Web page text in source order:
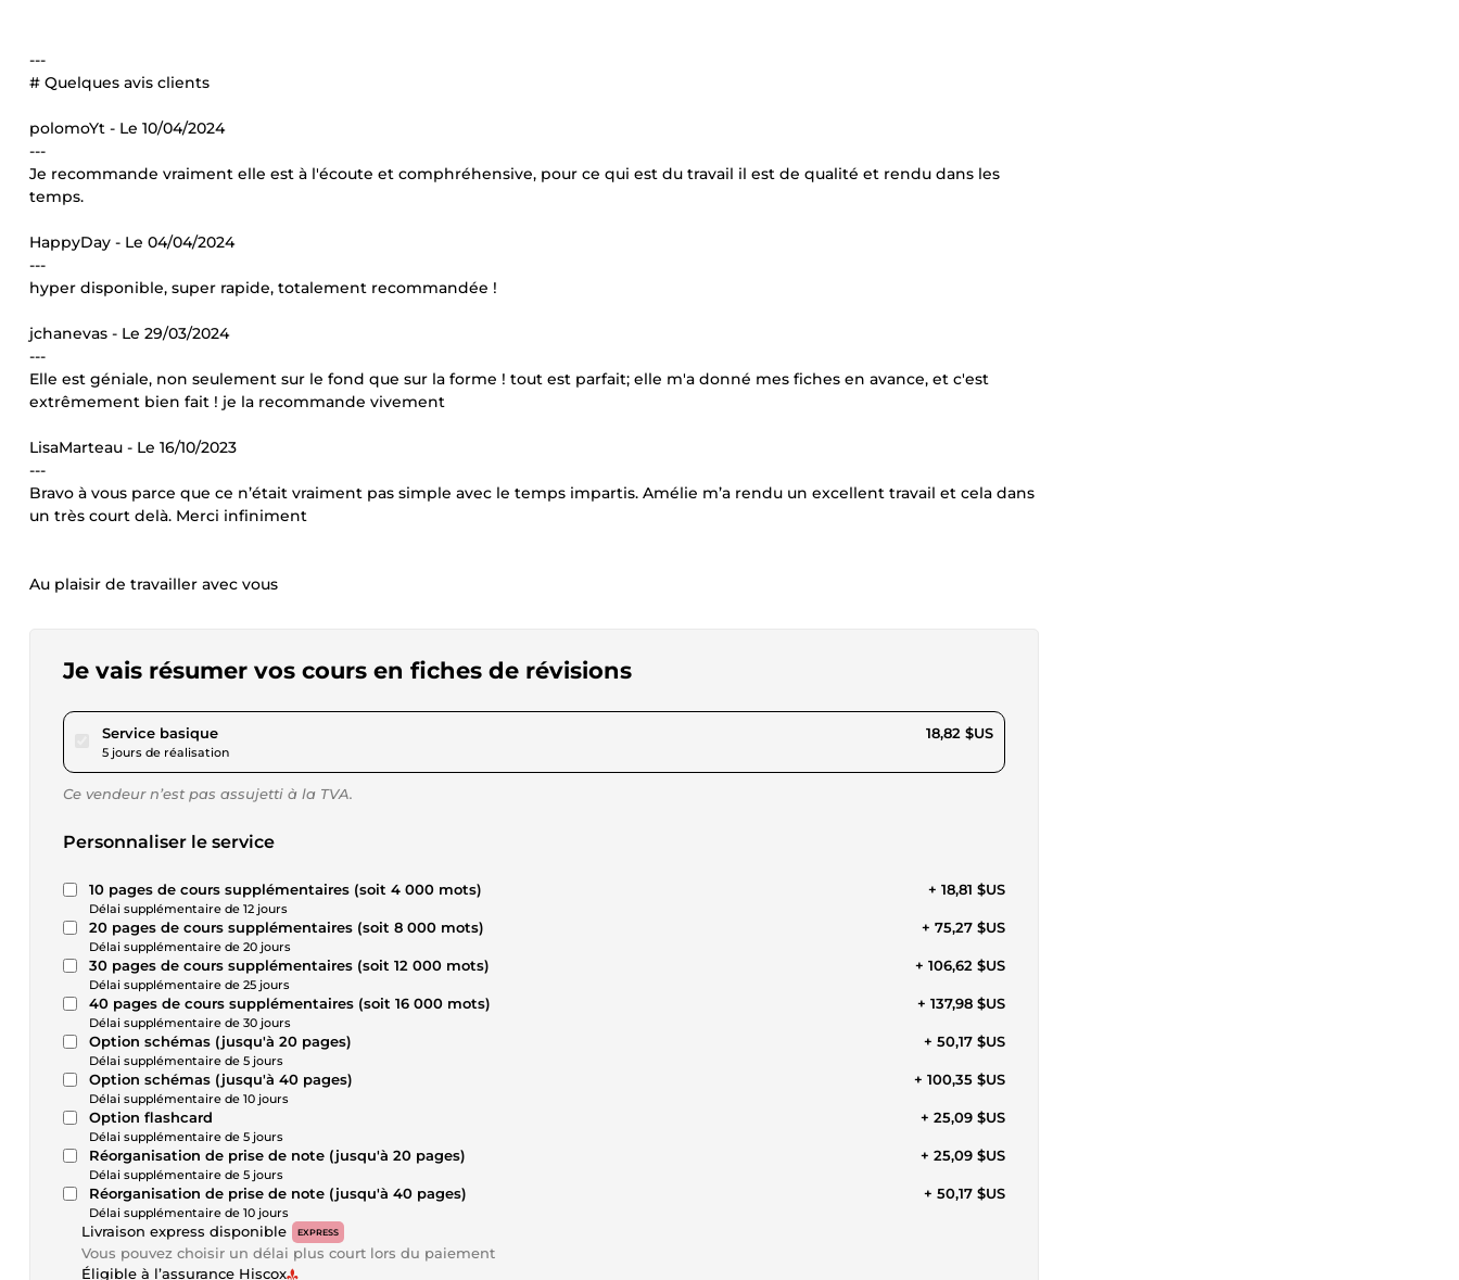
---
# Quelques avis clients
polomoYt - Le 10/04/2024
---
Je recommande vraiment elle est à l'écoute et comphréhensive, pour ce qui est du travail il est de qualité et rendu dans les
temps.
HappyDay - Le 04/04/2024
---
hyper disponible, super rapide, totalement recommandée !
jchanevas - Le 29/03/2024
---
Elle est géniale, non seulement sur le fond que sur la forme ! tout est parfait; elle m'a donné mes fiches en avance, et c'est
extrêmement bien fait ! je la recommande vivement
LisaMarteau - Le 16/10/2023
---
Bravo à vous parce que ce n’était vraiment pas simple avec le temps impartis. Amélie m’a rendu un excellent travail et cela dans
un très court delà. Merci infiniment
Au plaisir de travailler avec vous
Je vais résumer vos cours en fiches de révisions
Service basiquepour 17,34 $US
5 jours de réalisation
18,82 $US
Ce vendeur n’est pas assujetti à la TVA.
Personnaliser le service
10 pages de cours supplémentaires (soit 4 000 mots)
Délai supplémentaire de 12 jours
+ 18,81 $US
20 pages de cours supplémentaires (soit 8 000 mots)
Délai supplémentaire de 20 jours
+ 75,27 $US
30 pages de cours supplémentaires (soit 12 000 mots)
Délai supplémentaire de 25 jours
+ 106,62 $US
40 pages de cours supplémentaires (soit 16 000 mots)
Délai supplémentaire de 30 jours
+ 137,98 $US
Option schémas (jusqu'à 20 pages)
Délai supplémentaire de 5 jours
+ 50,17 $US
Option schémas (jusqu'à 40 pages)
Délai supplémentaire de 10 jours
+ 100,35 $US
Option flashcard
Délai supplémentaire de 5 jours
+ 25,09 $US
Réorganisation de prise de note (jusqu'à 20 pages)
Délai supplémentaire de 5 jours
+ 25,09 $US
Réorganisation de prise de note (jusqu'à 40 pages)
Délai supplémentaire de 10 jours
+ 50,17 $US
Livraison express disponible EXPRESS
Vous pouvez choisir un délai plus court lors du paiement
Éligible à l’assurance Hiscox